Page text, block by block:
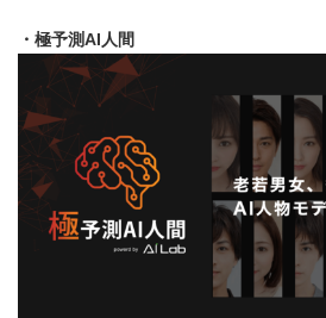
・極予測AI 人間